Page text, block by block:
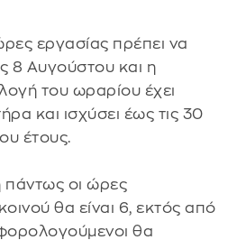
εργασίας πρέπει να
8 Αυγούστου και η
του ωραρίου έχει
και ισχύσει έως τις 30
έτους.
πάντως οι ώρες
θα είναι 6, εκτός από
θα